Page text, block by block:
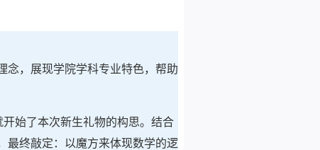
念，展现学院学科专业特色，帮助
始了本次新生礼物的构思。结合
最终敲定：以魔方来体现数学的逻